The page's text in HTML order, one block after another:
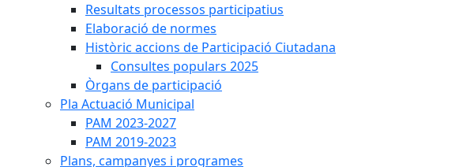
Resultats processos participatius
Elaboració de normes
Històric accions de Participació Ciutadana
Consultes populars 2025
Òrgans de participació
Pla Actuació Municipal
PAM 2023-2027
PAM 2019-2023
Plans, campanyes i programes